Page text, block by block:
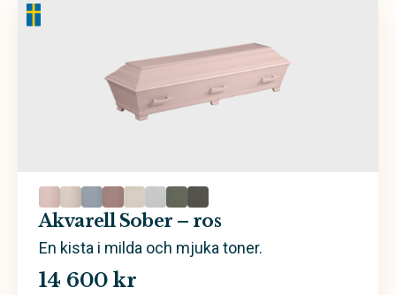
Sand
Trä
Valfri färg
Akvarell Sober – ros
En kista i milda och mjuka toner.
14 600 kr